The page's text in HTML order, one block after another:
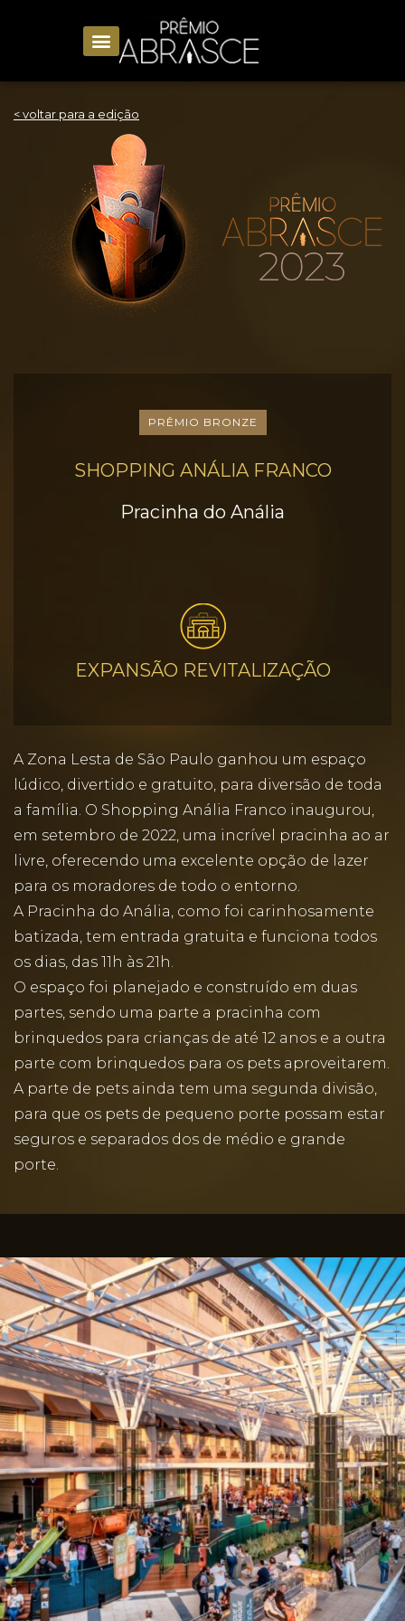
< voltar para a edição
PRÊMIO BRONZE
SHOPPING ANÁLIA FRANCO
Pracinha do Anália
EXPANSÃO REVITALIZAÇÃO
A Zona Lesta de São Paulo ganhou um espaço
lúdico, divertido e gratuito, para diversão de toda
a família. O Shopping Anália Franco inaugurou,
em setembro de 2022, uma incrível pracinha ao ar
livre, oferecendo uma excelente opção de lazer
para os moradores de todo o entorno.
A Pracinha do Anália, como foi carinhosamente
batizada, tem entrada gratuita e funciona todos
os dias, das 11h às 21h.
O espaço foi planejado e construído em duas
partes, sendo uma parte a pracinha com
brinquedos para crianças de até 12 anos e a outra
parte com brinquedos para os pets aproveitarem.
A parte de pets ainda tem uma segunda divisão,
para que os pets de pequeno porte possam estar
seguros e separados dos de médio e grande
porte.